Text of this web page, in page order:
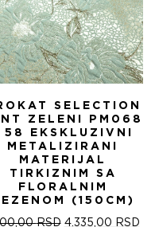
SELECTION
ZELENI PM068
58 EKSKLUZIVNI
METALIZIRANI
MATERIJAL
TIRKIZNIM SA
FLORALNIM
(150CM)
RSD ОРИГИНАЛНА
4.335,00 RSD